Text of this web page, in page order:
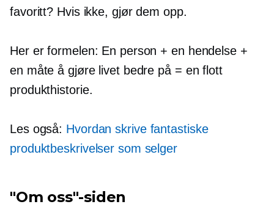
favoritt? Hvis ikke, gjør dem opp.
Her er formelen: En person + en hendelse +
en måte å gjøre livet bedre på = en flott
produkthistorie.
Les også: Hvordan skrive fantastiske
produktbeskrivelser som selger
"Om oss"-siden